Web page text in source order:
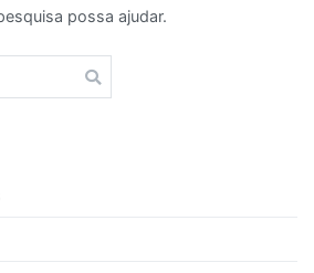
possa ajudar.